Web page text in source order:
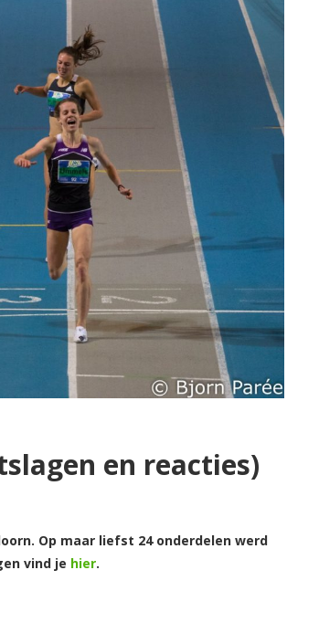
en reacties)
Op maar liefst 24 onderdelen werd
vind je hier.